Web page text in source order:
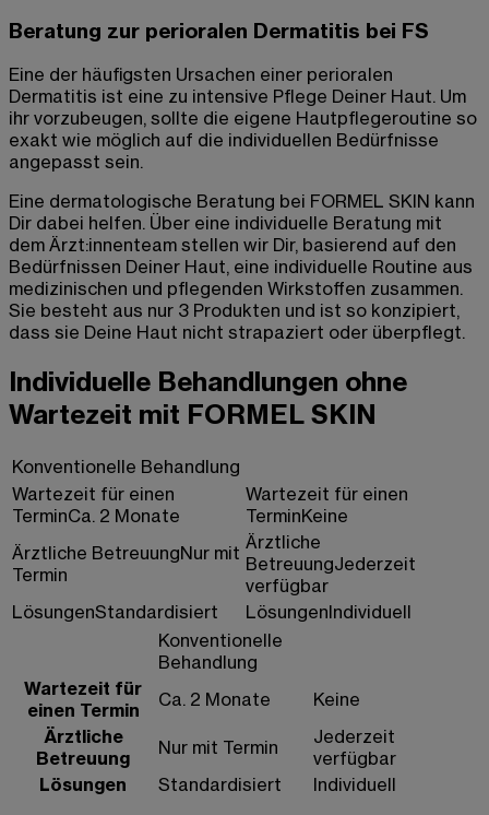
Beratung zur perioralen Dermatitis bei FS
Eine der häufigsten Ursachen einer perioralen
Dermatitis ist eine zu intensive Pflege Deiner Haut. Um
ihr vorzubeugen, sollte die eigene Hautpflegeroutine so
exakt wie möglich auf die individuellen Bedürfnisse
angepasst sein.
Eine dermatologische Beratung bei FORMEL SKIN kann
Dir dabei helfen. Über eine individuelle Beratung mit
dem Ärzt:innenteam stellen wir Dir, basierend auf den
Bedürfnissen Deiner Haut, eine individuelle Routine aus
medizinischen und pflegenden Wirkstoffen zusammen.
Sie besteht aus nur 3 Produkten und ist so konzipiert,
dass sie Deine Haut nicht strapaziert oder überpflegt.
Individuelle Behandlungen ohne
Wartezeit mit FORMEL SKIN
Konventionelle Behandlung
Wartezeit für einen
TerminCa. 2 Monate
Wartezeit für einen
TerminKeine
Ärztliche BetreuungNur mit
Termin
Ärztliche
BetreuungJederzeit
verfügbar
LösungenStandardisiert LösungenIndividuell
Konventionelle
Behandlung
Wartezeit für
einen Termin
Ca. 2 Monate
Keine
Ärztliche
Betreuung
Nur mit Termin
Jederzeit
verfügbar
Lösungen
Standardisiert
Individuell